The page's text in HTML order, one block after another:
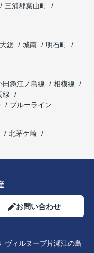
三浦郡葉山町
大鋸 城南
明石町
田急江ノ島線
相模線
線
ブルーライン
北茅ケ崎
お問い合わせ
ヴィルヌーブ片瀬江の島